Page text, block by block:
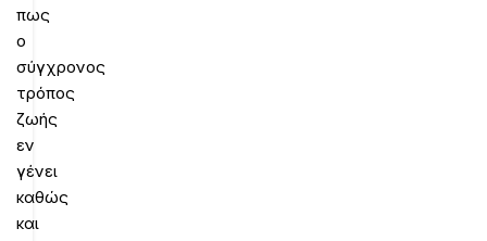
πως
ο
σύγχρονος
τρόπος
ζωής
εν
γένει
καθώς
και